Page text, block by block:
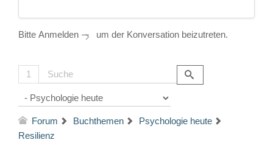
Bitte Anmelden um der Konversation beizutreten.
1
Forum Buchthemen
Psychologie heute
Resilienz